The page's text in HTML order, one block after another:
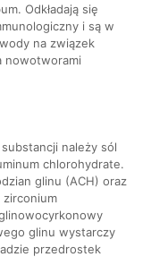
Odkładają się
i są w
na związek
nowotworami
należy sól
chlorohydrate.
glinu (ACH) oraz
zirconium
glinu wystarczy
przedrostek